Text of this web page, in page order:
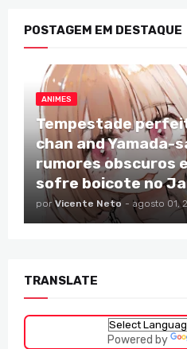
POSTAGEM EM DESTAQUE
ANIMES
Tempestade
chan and Yamada-
rumores obscuros
sofre boicote no
por Vicente Neto - agosto 01,
TRANSLATE
Powered by